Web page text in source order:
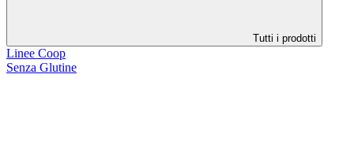
Tutti i prodotti
Linee Coop
Senza Glutine